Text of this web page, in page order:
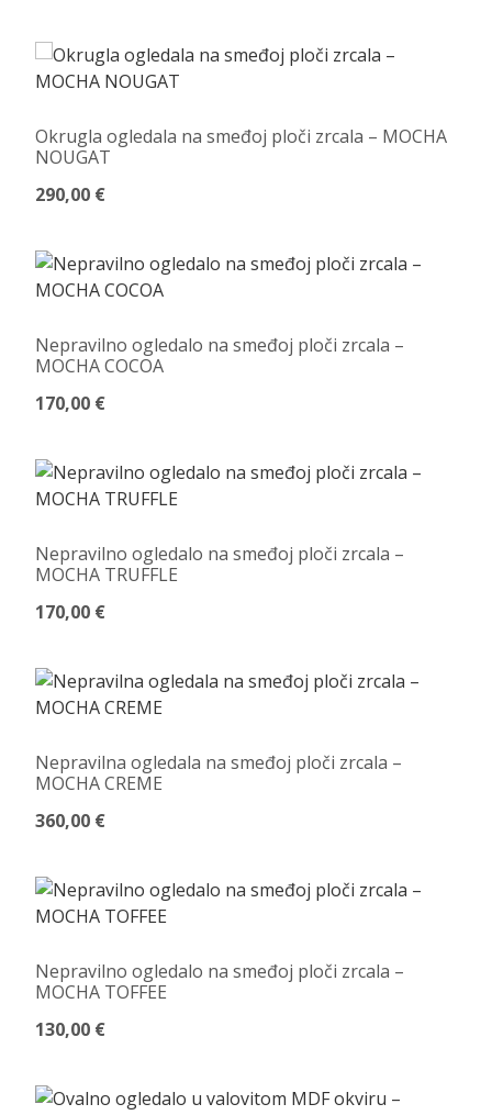
Okrugla ogledala na smeđoj ploči zrcala – MOCHA
NOUGAT
290,00 €
Nepravilno ogledalo na smeđoj ploči zrcala –
MOCHA COCOA
170,00 €
Nepravilno ogledalo na smeđoj ploči zrcala –
MOCHA TRUFFLE
170,00 €
Nepravilna ogledala na smeđoj ploči zrcala –
MOCHA CREME
360,00 €
Nepravilno ogledalo na smeđoj ploči zrcala –
MOCHA TOFFEE
130,00 €